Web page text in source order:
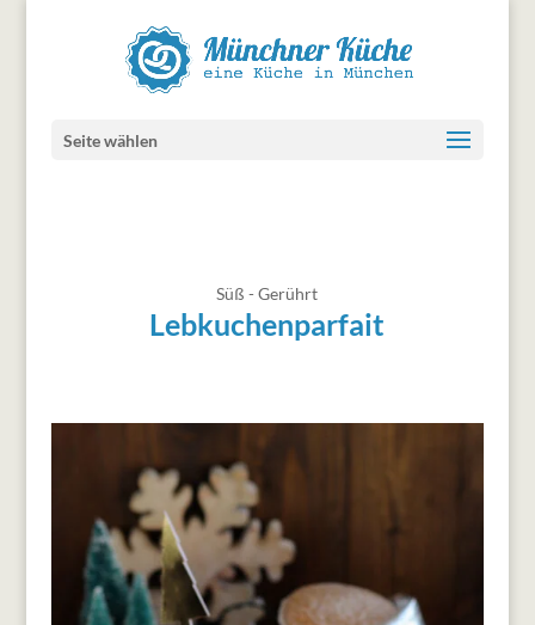
Seite wählen
Süß - Gerührt
Lebkuchenparfait